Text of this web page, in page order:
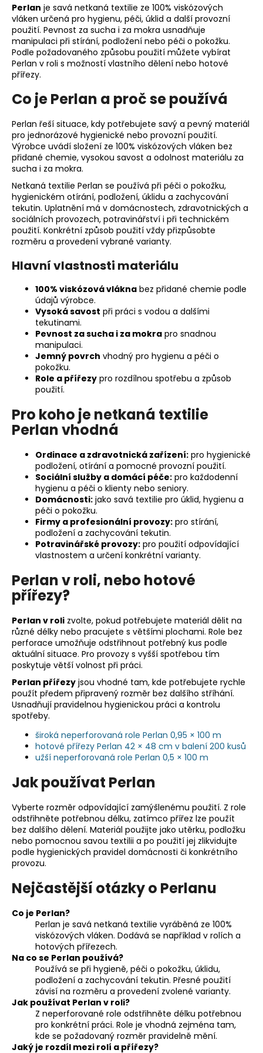
Perlan je savá netkaná textilie ze 100% viskózových
vláken určená pro hygienu, péči, úklid a další provozní
použití. Pevnost za sucha i za mokra usnadňuje
manipulaci při stírání, podložení nebo péči o pokožku.
Podle požadovaného způsobu použití můžete vybírat
Perlan v roli s možností vlastního dělení nebo hotové
přířezy.
Co je Perlan a proč se používá
Perlan řeší situace, kdy potřebujete savý a pevný materiál
pro jednorázové hygienické nebo provozní použití.
Výrobce uvádí složení ze 100% viskózových vláken bez
přidané chemie, vysokou savost a odolnost materiálu za
sucha i za mokra.
Netkaná textilie Perlan se používá při péči o pokožku,
hygienickém otírání, podložení, úklidu a zachycování
tekutin. Uplatnění má v domácnostech, zdravotnických a
sociálních provozech, potravinářství i při technickém
použití. Konkrétní způsob použití vždy přizpůsobte
rozměru a provedení vybrané varianty.
Hlavní vlastnosti materiálu
100% viskózová vlákna bez přidané chemie podle
údajů výrobce.
Vysoká savost při práci s vodou a dalšími
tekutinami.
Pevnost za sucha i za mokra pro snadnou
manipulaci.
Jemný povrch vhodný pro hygienu a péči o
pokožku.
Role a přířezy pro rozdílnou spotřebu a způsob
použití.
Pro koho je netkaná textilie
Perlan vhodná
Ordinace a zdravotnická zařízení: pro hygienické
podložení, otírání a pomocné provozní použití.
Sociální služby a domácí péče: pro každodenní
hygienu a péči o klienty nebo seniory.
Domácnosti: jako savá textilie pro úklid, hygienu a
péči o pokožku.
Firmy a profesionální provozy: pro stírání,
podložení a zachycování tekutin.
Potravinářské provozy: pro použití odpovídající
vlastnostem a určení konkrétní varianty.
Perlan v roli, nebo hotové
přířezy?
Perlan v roli zvolte, pokud potřebujete materiál dělit na
různé délky nebo pracujete s většími plochami. Role bez
perforace umožňuje odstřihnout potřebný kus podle
aktuální situace. Pro provozy s vyšší spotřebou tím
poskytuje větší volnost při práci.
Perlan přířezy jsou vhodné tam, kde potřebujete rychle
použít předem připravený rozměr bez dalšího stříhání.
Usnadňují pravidelnou hygienickou práci a kontrolu
spotřeby.
široká neperforovaná role Perlan 0,95 × 100 m
hotové přířezy Perlan 42 × 48 cm v balení 200 kusů
užší neperforovaná role Perlan 0,5 × 100 m
Jak používat Perlan
Vyberte rozměr odpovídající zamýšlenému použití. Z role
odstřihněte potřebnou délku, zatímco přířez lze použít
bez dalšího dělení. Materiál použijte jako utěrku, podložku
nebo pomocnou savou textilii a po použití jej zlikvidujte
podle hygienických pravidel domácnosti či konkrétního
provozu.
Nejčastější otázky o Perlanu
Co je Perlan?
Perlan je savá netkaná textilie vyráběná ze 100%
viskózových vláken. Dodává se například v rolích a
hotových přířezech.
Na co se Perlan používá?
Používá se při hygieně, péči o pokožku, úklidu,
podložení a zachycování tekutin. Přesné použití
závisí na rozměru a provedení zvolené varianty.
Jak používat Perlan v roli?
Z neperforované role odstřihněte délku potřebnou
pro konkrétní práci. Role je vhodná zejména tam,
kde se požadovaný rozměr pravidelně mění.
Jaký je rozdíl mezi rolí a přířezy?
a
j
í
t
?
HLEDAT
D
o
p
o
r
č